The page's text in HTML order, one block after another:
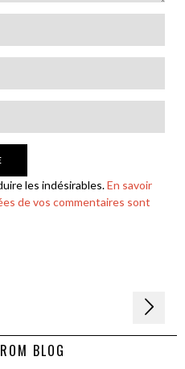
les indésirables.En savoir
de vos commentaires sont
BLOG